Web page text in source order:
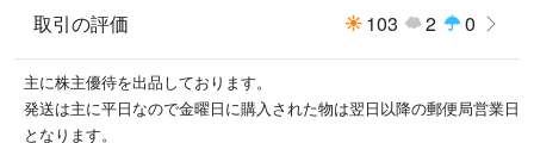
取引の評価 103 2 0
主に株主優待を出品しております。
発送は主に平日なので金曜日に購入された物は翌日以降の郵便局営業日
となります。